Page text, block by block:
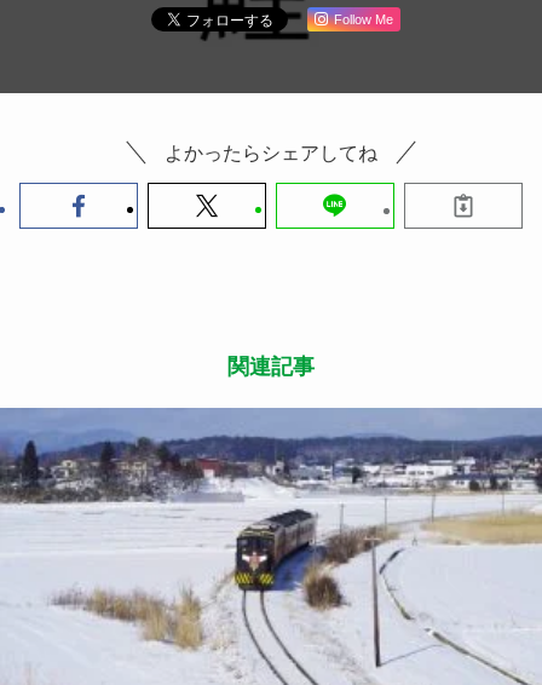
Follow Me
よかったらシェアしてね
関連記事